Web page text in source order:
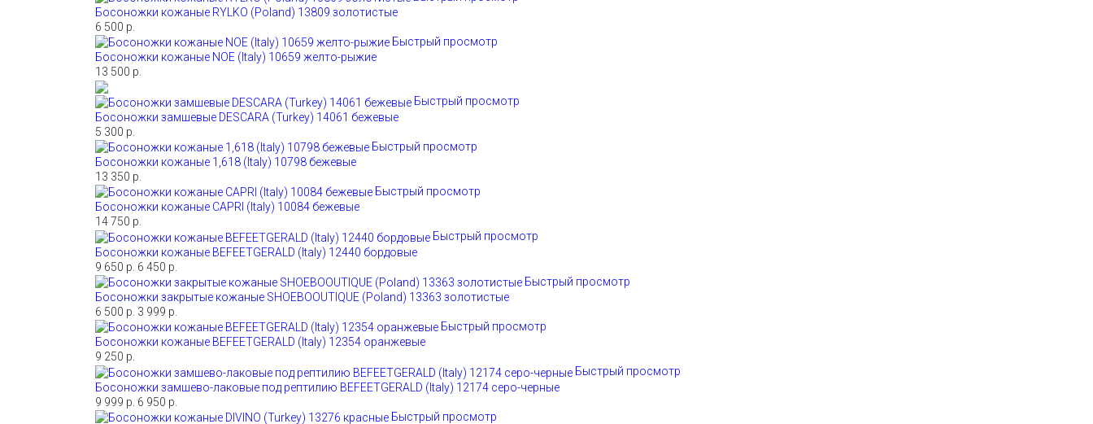
Босоножки кожаные RYLKO (Poland) 13809 золотистые
6 500 р.
Быстрый просмотр
Босоножки кожаные NOE (Italy) 10659 желто-рыжие
13 500 р.
Быстрый просмотр
Босоножки замшевые DESCARA (Turkey) 14061 бежевые
5 300 р.
Быстрый просмотр
Босоножки кожаные 1,618 (Italy) 10798 бежевые
13 350 р.
Быстрый просмотр
Босоножки кожаные CAPRI (Italy) 10084 бежевые
14 750 р.
Быстрый просмотр
Босоножки кожаные BEFEETGERALD (Italy) 12440 бордовые
9 650 р. 6 450 р.
Быстрый просмотр
Босоножки закрытые кожаные SHOEBOOUTIQUE (Poland) 13363 золотистые
6 500 р. 3 999 р.
Быстрый просмотр
Босоножки кожаные BEFEETGERALD (Italy) 12354 оранжевые
9 250 р.
Быстрый просмотр
Босоножки замшево-лаковые под рептилию BEFEETGERALD (Italy) 12174 серо-черные
9 999 р. 6 950 р.
Быстрый просмотр